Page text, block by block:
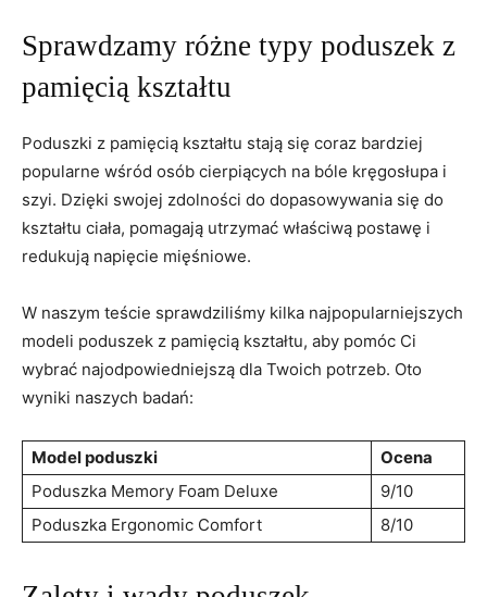
Sprawdzamy różne typy poduszek z
pamięcią kształtu
Poduszki z pamięcią kształtu stają⁤ się coraz bardziej
popularne wśród osób cierpiących na bóle kręgosłupa i⁣
szyi. Dzięki swojej zdolności do dopasowywania ‌się do
kształtu ciała, pomagają utrzymać właściwą postawę ⁤i
⁤redukują napięcie mięśniowe.
W naszym teście sprawdziliśmy kilka najpopularniejszych
modeli poduszek z pamięcią kształtu, aby pomóc Ci
wybrać najodpowiedniejszą dla Twoich potrzeb. Oto
wyniki naszych‍ badań:
Model poduszki
Ocena
Poduszka Memory Foam Deluxe
9/10
Poduszka Ergonomic Comfort
8/10